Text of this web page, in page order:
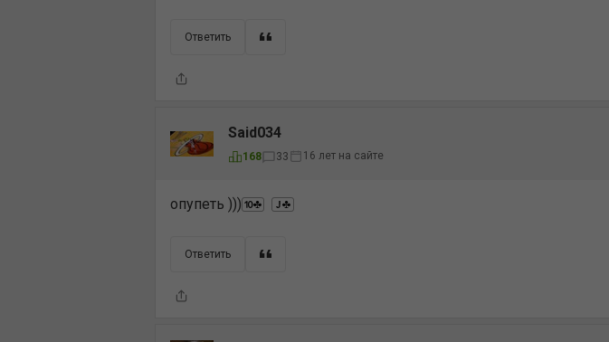
Ответить
Said034
168 33 16 лет на сайте
опупеть )))
Ответить